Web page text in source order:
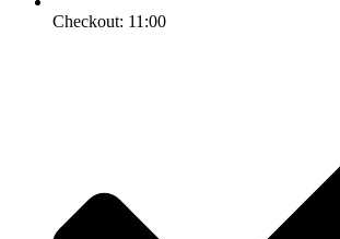
Checkout: 11:00